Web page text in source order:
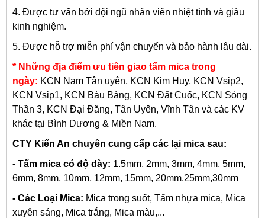
4. Được tư vấn bởi đội ngũ nhân viên nhiệt tình và giàu
kinh nghiệm.
5. Được hỗ trợ miễn phí vận chuyển và bảo hành lâu dài.
* Những địa điểm ưu tiên giao tấm mica trong
ngày: KCN Nam Tân uyên, KCN Kim Huy, KCN Vsip2,
KCN Vsip1, KCN Bàu Bàng, KCN Đất Cuốc, KCN Sóng
Thần 3, KCN Đại Đăng, Tân Uyên, Vĩnh Tân và các KV
khác tại Bình Dương & Miền Nam.
CTY Kiến An chuyên cung cấp các lại mica sau:
- Tấm mica có độ dày: 1.5mm, 2mm, 3mm, 4mm, 5mm,
6mm, 8mm, 10mm, 12mm, 15mm, 20mm,25mm,30mm
- Các Loại Mica: Mica trong suốt, Tấm nhựa mica, Mica
xuyên sáng, Mica trắng, Mica màu,...